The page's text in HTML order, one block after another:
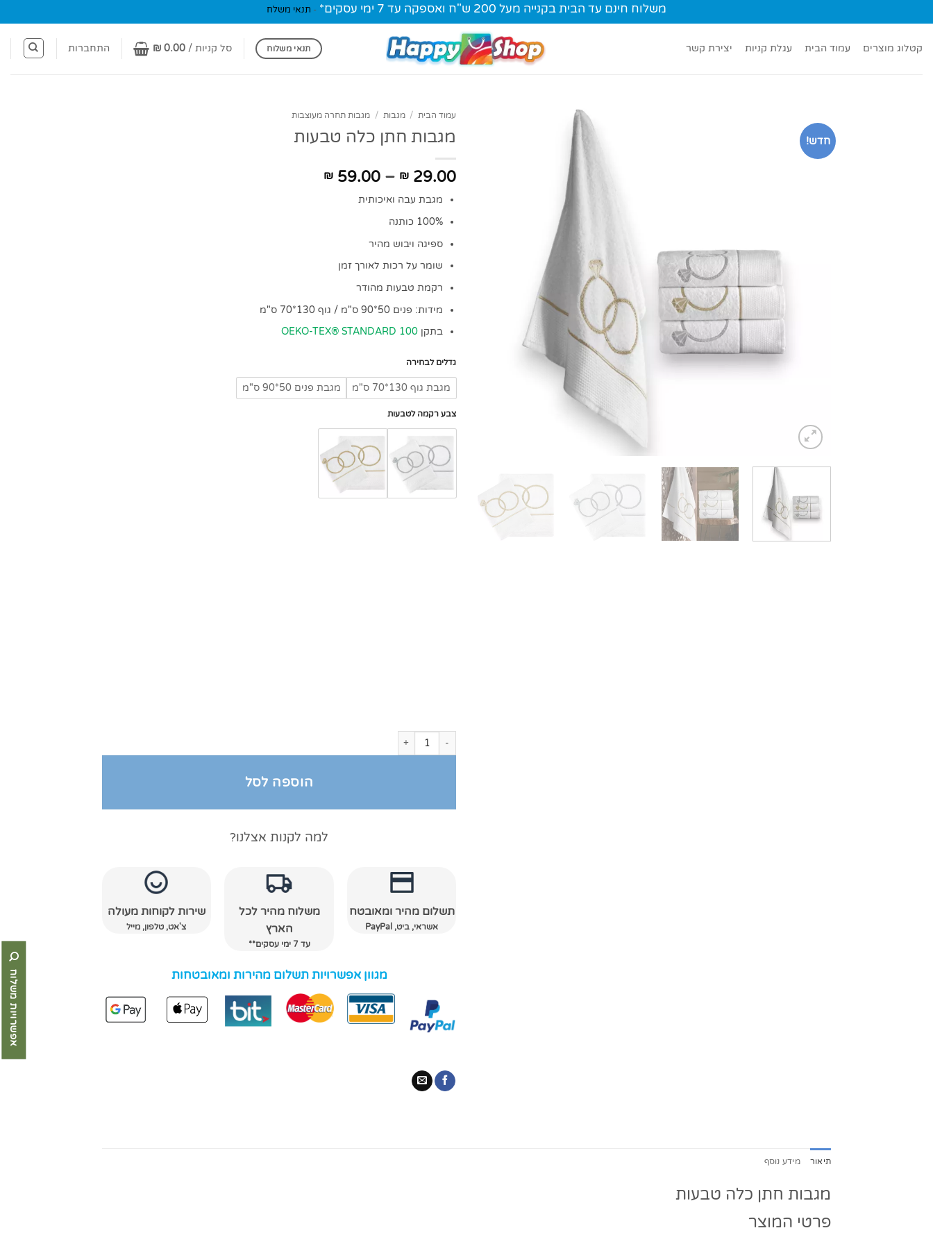
to
משלוח חינם עד הבית בקנייה מעל 200 ש"ח ואספקה עד 7 ימי עסקים* - תנאי משלח
קטלוג מוצרים עמוד הבית עגלת קניות יצירת קשר תנאי משלוח סל קניות / ₪ 0.00 התחברות
חדש!
עמוד הבית / מגבות / מגבות תחרה מעוצבות
מגבות חתן כלה טבעות
₪ 29.00
–
₪ 59.00
מגבת עבה ואיכותית
100% כותנה
ספיגה ויבוש מהיר
שומר על רכות לאורך זמן
רקמת טבעות מהודר
מידות: פנים 50*90 ס"מ / גוף 130*70 ס"מ
בתקן OEKO-TEX® STANDARD 100
גדלים לבחירה
מגבת גוף 130*70 ס"מ מגבת פנים 50*90 ס"מ
צבע רקמה לטבעות
כמות של מגבות חתן כלה טבעות
הוספה לסל
למה לקנות אצלנו?
תשלום מהיר ומאובטח
אשראי, ביט, PayPal
משלוח מהיר לכל
הארץ
עד 7 ימי עסקים**
שירות לקוחות מעולה
צ'אט, טלפון, מייל
מגוון אפשרויות תשלום מהירות ומאובטחות
תיאור מידע נוסף
מגבות חתן כלה טבעות
פרטי המוצר
אפשרויות משלוח